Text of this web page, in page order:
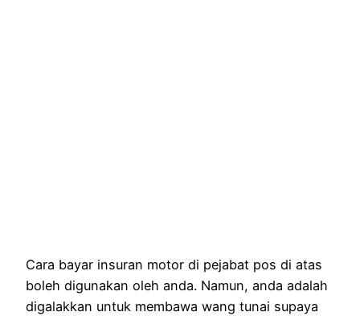
Cara bayar insuran motor di pejabat pos di atas
boleh digunakan oleh anda. Namun, anda adalah
digalakkan untuk membawa wang tunai supaya